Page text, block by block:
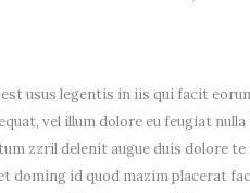
usus legentis in iis qui facit
vel illum dolore eu feugiat
zzril delenit augue duis dolore
doming id quod mazim placerat